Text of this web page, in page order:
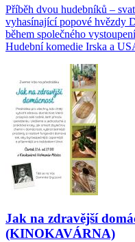
Příběh dvou hudebníků –
vyhasínající popové hvězdy
během společného
Hudební komedie Irska a
Jak na zdravější
(KINOKAVÁRNA)